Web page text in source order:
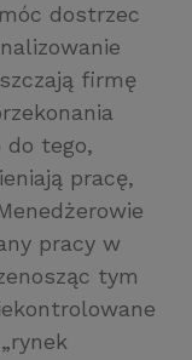
dostrzec
firmę
do tego,
pracę,
pracy w
tym